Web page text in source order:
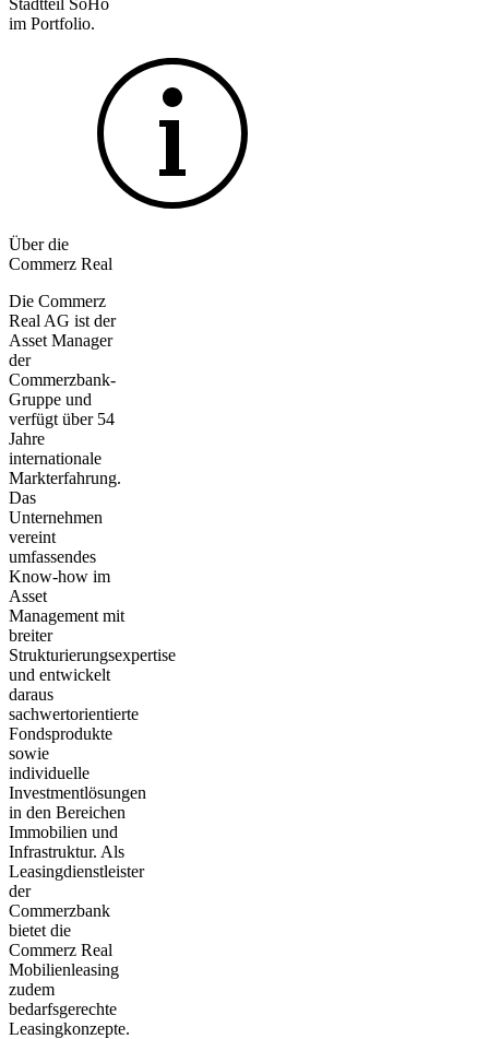
Stadtteil SoHo
im Portfolio.
Über die
Commerz Real
Die Commerz
Real AG ist der
Asset Manager
der
Commerzbank-
Gruppe und
verfügt über 54
Jahre
internationale
Markterfahrung.
Das
Unternehmen
vereint
umfassendes
Know-how im
Asset
Management mit
breiter
Strukturierungsexpertise
und entwickelt
daraus
sachwertorientierte
Fondsprodukte
sowie
individuelle
Investmentlösungen
in den Bereichen
Immobilien und
Infrastruktur. Als
Leasingdienstleister
der
Commerzbank
bietet die
Commerz Real
Mobilienleasing
zudem
bedarfsgerechte
Leasingkonzepte.